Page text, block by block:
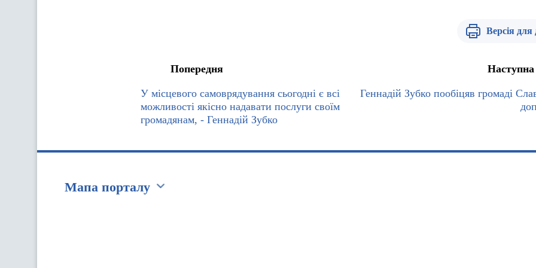
Версія для
Попередня
У місцевого самоврядування сьогодні є всі
можливості якісно надавати послуги своїм
громадянам, - Геннадій Зубко
Наступна
Геннадій Зубко пообіцяв громаді
Мапа порталу